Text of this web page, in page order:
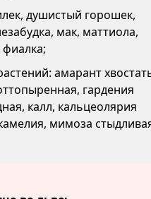
душистый горошек,
мак, маттиола,
фиалка;
амарант
гардения
калл, кальцеолярия
мимоза